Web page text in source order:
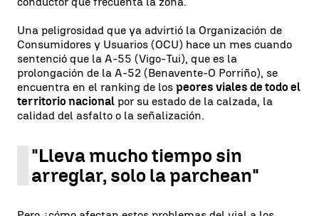
Una peligrosidad que ya advirtió la Organización de
Consumidores y Usuarios (OCU) hace un mes cuando
sentenció que la A-55 (Vigo-Tui), que es la
prolongación de la A-52 (Benavente-O Porriño), se
encuentra en el ranking de los peores viales de todo el
territorio nacional por su estado de la calzada, la
calidad del asfalto o la señalización.
"Lleva mucho tiempo sin
arreglar, solo la parchean"